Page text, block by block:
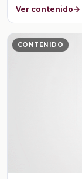
Ver contenido
CONTENIDO